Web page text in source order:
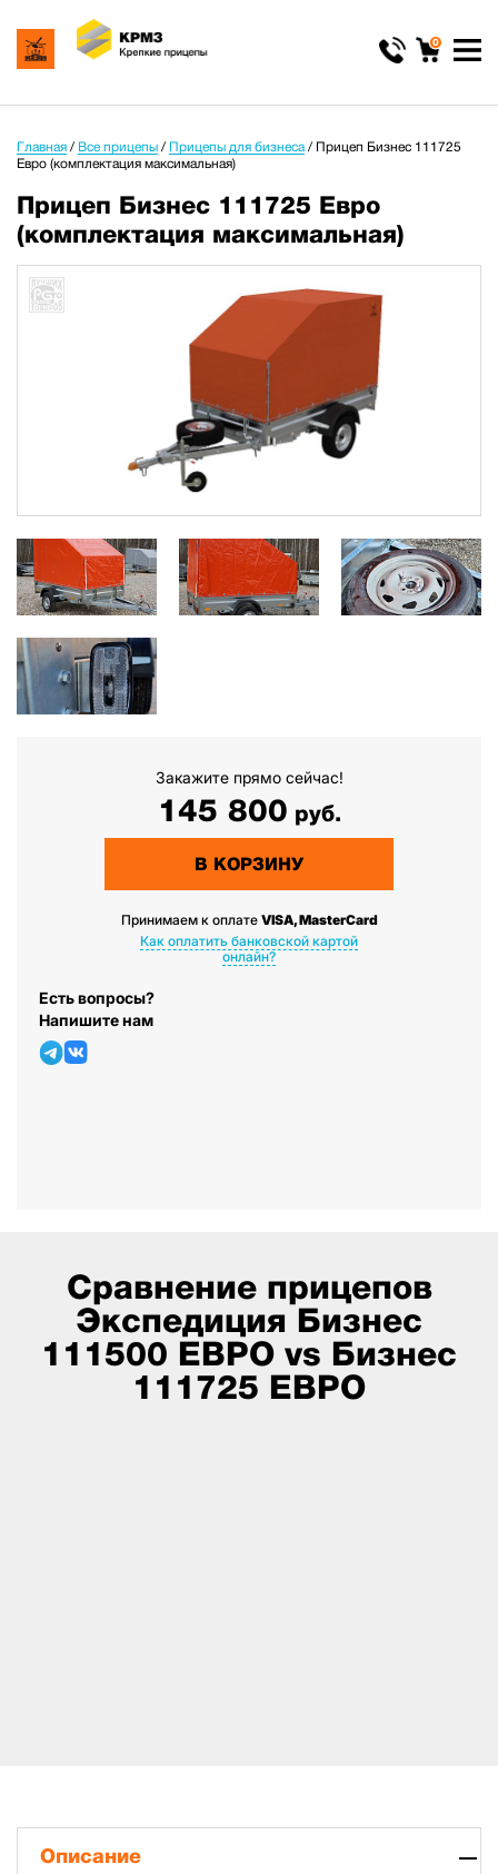
0
Главная / Все прицепы / Прицепы для бизнеса/ Прицеп Бизнес 111725
Евро (комплектация максимальная)
Прицеп Бизнес 111725 Евро
(комплектация максимальная)
Закажите прямо сейчас!
145 800 руб.
В КОРЗИНУ
Принимаем к оплате VISA, MasterCard
Как оплатить банковской картой
онлайн?
Есть вопросы?
Напишите нам
Сравнение прицепов
Экспедиция Бизнес
111500 ЕВРО vs Бизнес
111725 ЕВРО
Описание